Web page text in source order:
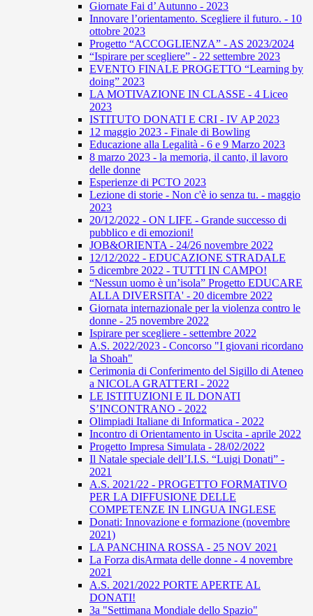
Giornate Fai d’ Autunno - 2023
Innovare l’orientamento. Scegliere il futuro. - 10
ottobre 2023
Progetto “ACCOGLIENZA” - AS 2023/2024
“Ispirare per scegliere” - 22 settembre 2023
EVENTO FINALE PROGETTO “Learning by
doing” 2023
LA MOTIVAZIONE IN CLASSE - 4 Liceo
2023
ISTITUTO DONATI E CRI - IV AP 2023
12 maggio 2023 - Finale di Bowling
Educazione alla Legalità - 6 e 9 Marzo 2023
8 marzo 2023 - la memoria, il canto, il lavoro
delle donne
Esperienze di PCTO 2023
Lezione di storie - Non c'è io senza tu. - maggio
2023
20/12/2022 - ON LIFE - Grande successo di
pubblico e di emozioni!
JOB&ORIENTA - 24/26 novembre 2022
12/12/2022 - EDUCAZIONE STRADALE
5 dicembre 2022 - TUTTI IN CAMPO!
“Nessun uomo è un’isola” Progetto EDUCARE
ALLA DIVERSITA' - 20 dicembre 2022
Giornata internazionale per la violenza contro le
donne - 25 novembre 2022
Ispirare per scegliere - settembre 2022
A.S. 2022/2023 - Concorso "I giovani ricordano
la Shoah"
Cerimonia di Conferimento del Sigillo di Ateneo
a NICOLA GRATTERI - 2022
LE ISTITUZIONI E IL DONATI
S’INCONTRANO - 2022
Olimpiadi Italiane di Informatica - 2022
Incontro di Orientamento in Uscita - aprile 2022
Progetto Impresa Simulata - 28/02/2022
Il Natale speciale dell’I.I.S. “Luigi Donati” -
2021
A.S. 2021/22 - PROGETTO FORMATIVO
PER LA DIFFUSIONE DELLE
COMPETENZE IN LINGUA INGLESE
Donati: Innovazione e formazione (novembre
2021)
LA PANCHINA ROSSA - 25 NOV 2021
La Forza disArmata delle donne - 4 novembre
2021
A.S. 2021/2022 PORTE APERTE AL
DONATI!
3a "Settimana Mondiale dello Spazio"